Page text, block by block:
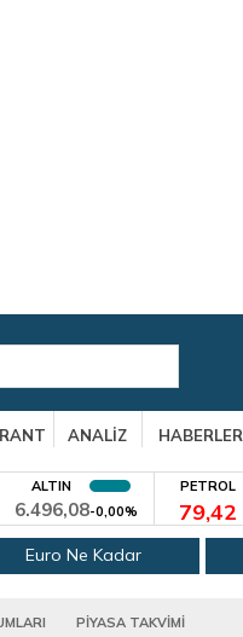
ANALİZ HABERLER
ALTIN
6.496,08-0,00%
PETROL
79,42
Euro Ne Kadar
PİYASA TAKVİMİ